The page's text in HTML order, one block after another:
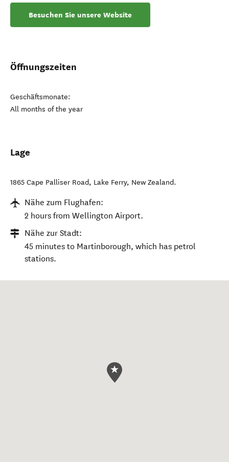
Besuchen Sie unsere Website
Öffnungszeiten
Geschäftsmonate:
All months of the year
Lage
1865 Cape Palliser Road, Lake Ferry, New Zealand.
Nähe zum Flughafen:
2 hours from Wellington Airport.
Nähe zur Stadt:
45 minutes to Martinborough, which has petrol
stations.